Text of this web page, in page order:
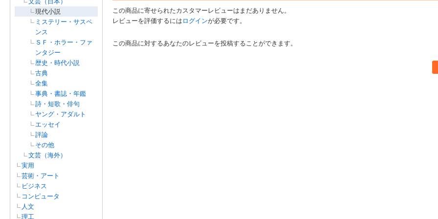
現代小説
ミステリー・サスペ
ンス
ＳＦ・ホラー・ファ
ンタジー
歴史・時代小説
古典
全集
事典・書誌・年鑑
詩・短歌・俳句
ヤング・アダルト
エッセイ
評論
その他
文芸（海外）
実用
芸術・アート
ビジネス
コンピュータ
人文
理工
この商品に寄せられたカスタマーレビューはまだありません。
レビューを評価するには ログインが必要です。
この商品に対するあなたのレビューを投稿することができます。